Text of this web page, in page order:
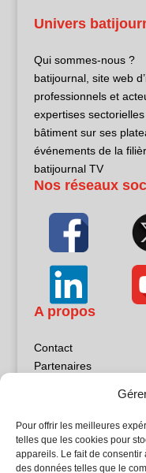
Pour offrir les meilleures
telles que les cookies pour
appareils. Le fait de
des données telles que le
Univers
Qui sommes-nous ?
batijournal, site web
professionnels et
expertises
bâtiment sur ses
événements de la
batijournal TV
Nos réseaux
A propos
Contact
Partenaires
Politique de
Sites